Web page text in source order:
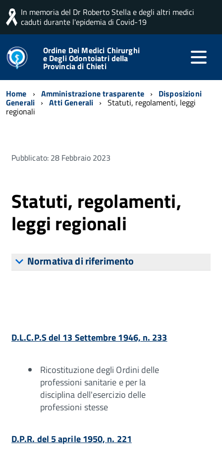
In memoria del Dr Roberto Stella e degli altri medici
caduti durante l'epidemia di Covid-19
Ordine Dei Medici Chirurghi
e Degli Odontoiatri della
Provincia di Chieti
Home Amministrazione trasparente Disposizioni
Generali Atti Generali Statuti, regolamenti, leggi
regionali
Pubblicato: 28 Febbraio 2023
Statuti, regolamenti,
leggi regionali
Normativa di riferimento
D.L.C.P.S del 13 Settembre 1946, n. 233
Ricostituzione degli Ordini delle
professioni sanitarie e per la
disciplina dell'esercizio delle
professioni stesse
D.P.R. del 5 aprile 1950, n. 221